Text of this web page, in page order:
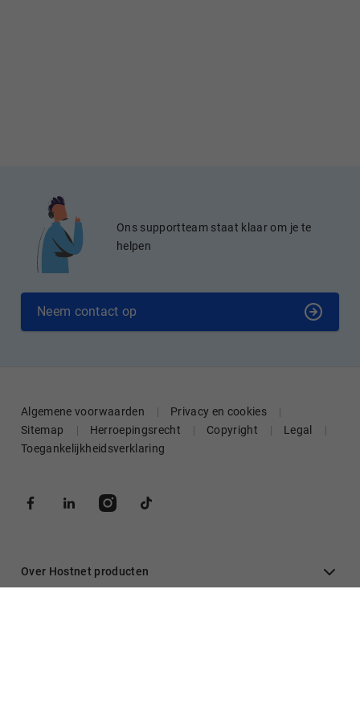
Ons supportteam staat klaar om je te
helpen
Neem contact op
Algemene voorwaarden
Privacy en cookies
Sitemap
Herroepingsrecht Copyright
Legal
Toegankelijkheidsverklaring
Over Hostnet producten